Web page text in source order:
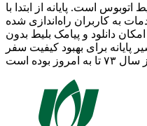
اتوبوس است. پایانه از ابتدا با
به کاربران راه‌اندازی شده
دانلود و پیامک بلیط بدون
پایانه برای بهبود کیفیت سفر